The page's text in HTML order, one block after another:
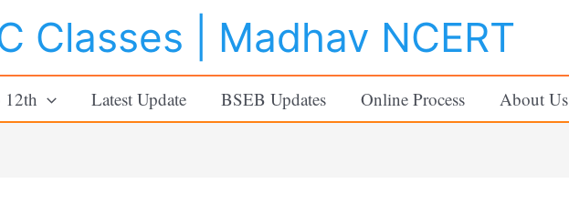
Classes | Madhav NCERT
12th Latest Update BSEB Updates Online Process About Us